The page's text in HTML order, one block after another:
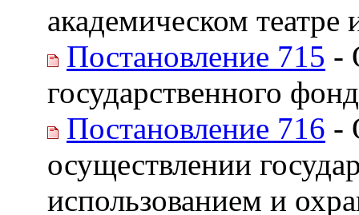
академическом
Постановление 715 -
государственного
Постановление 716 -
осуществлении
использованием и